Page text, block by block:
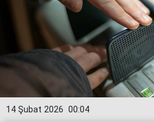
00:04
14 Şubat 2026